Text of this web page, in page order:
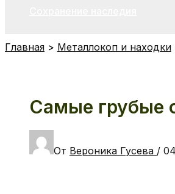
Главная Металлокоп и находки
Самые грубые
От Вероника Гусева /